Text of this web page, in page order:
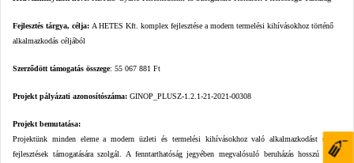
Fejlesztés tárgya, célja: A HETES Kft. komplex fejlesztése a modern termelési kihívásokhoz történő
alkalmazkodás céljából
Szerződött támogatás összege: 55 067 881 Ft
Projekt pályázati azonosítószáma: GINOP_PLUSZ-1.2.1-21-2021-00308
Projekt bemutatása:
Projektünk minden eleme a modern üzleti és termelési kihívásokhoz való alkalmazkodást segítő
fejlesztések támogatására szolgál. A fenntarthatóság jegyében megvalósuló beruházás hosszú távon